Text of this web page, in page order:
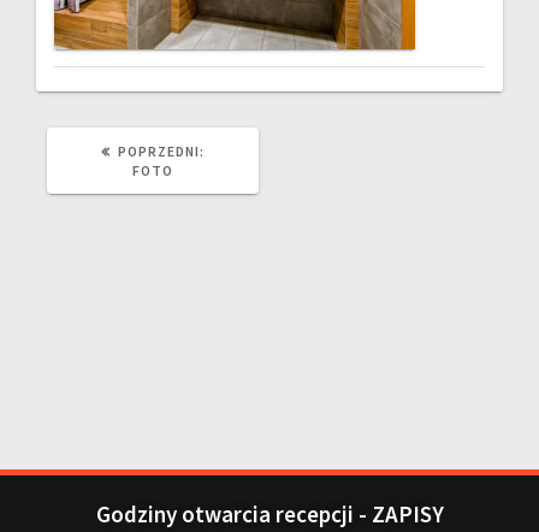
POPRZEDNI:
FOTO
Godziny otwarcia recepcji - ZAPISY